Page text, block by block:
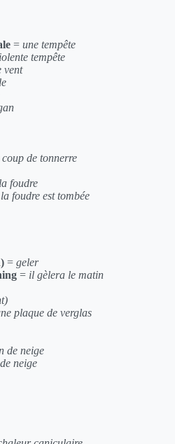
= une tempête
tempête
vent
de tonnerre
foudre
la foudre est tombée
= geler
= il gèlera le matin
plaque de verglas
de neige
neige